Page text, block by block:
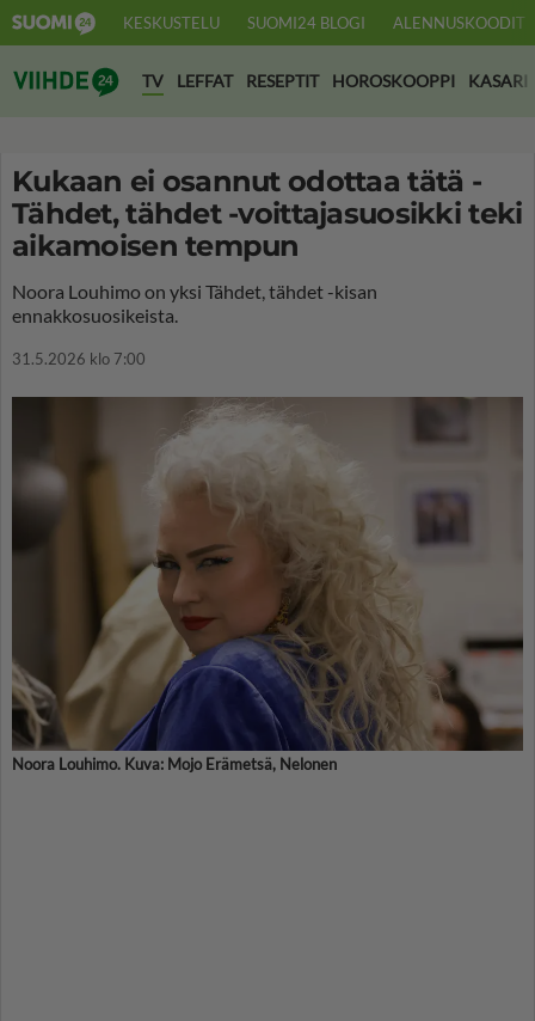
KESKUSTELU SUOMI24 BLOGI ALENNUSKOODIT
Suomi24 Viihde
TV LEFFAT RESEPTIT HOROSKOOPPI KASARI
Kukaan ei osannut odottaa tätä -
Tähdet, tähdet -voittajasuosikki teki
aikamoisen tempun
Noora Louhimo on yksi Tähdet, tähdet -kisan
ennakkosuosikeista.
31.5.2026 klo 7:00
Noora Louhimo. Kuva: Mojo Erämetsä, Nelonen